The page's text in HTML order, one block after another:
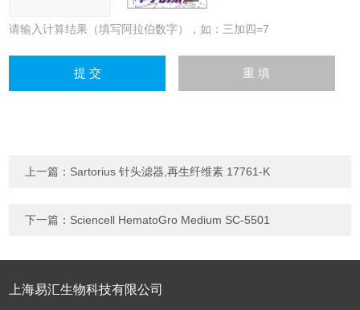
请输入计算结果（填写阿拉伯数字），如：三加四=7
上一篇： Sartorius 针头滤器,再生纤维素 17761-K
下一篇： Sciencell HematoGro Medium SC-5501
上海易汇生物科技有限公司